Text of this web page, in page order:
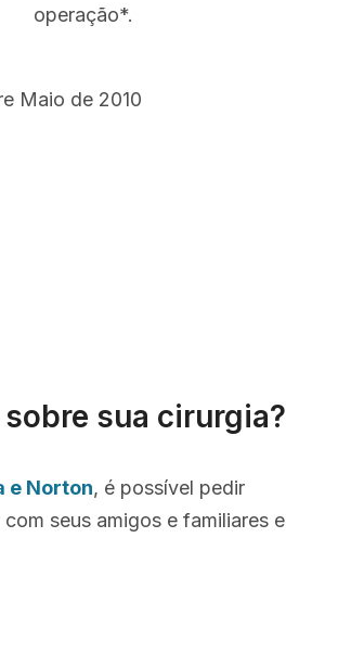
operação*.
Maio de 2010
sua cirurgia?
e Norton, é possível pedir
seus amigos e familiares e